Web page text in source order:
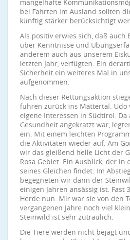
mangelhafte
bei Fahrten im Ausland sollten
künftig stärker berücksichtigt
Als positiv erwies sich, daß auch
über Kenntnisse und
anderem auch aus unserem
letzten Jahr, verfügten. Ein
Sicherheit ein weiteres Mal in
aufgenommen.
Nach dieser Rettungsaktion
fuhren zurück ins Mattertal. Udo
eigene Interessen in Südtirol. Da
Gesundheit angekratzt war,
ein. Mit einem leichten
die Aktivitäten wieder auf. Am
wir das gleißend helle Licht der
Rosa Gebiet. Ein Ausblick, der
seines Gleichen findet. Im
begegneten wir dann der
einigen Jahren ansässig ist. Fast
Herde nun. Mir war sie von den
vergangenen Jahre noch viel
Steinwild ist sehr zutraulich.
Die Tiere werden nicht bejagt